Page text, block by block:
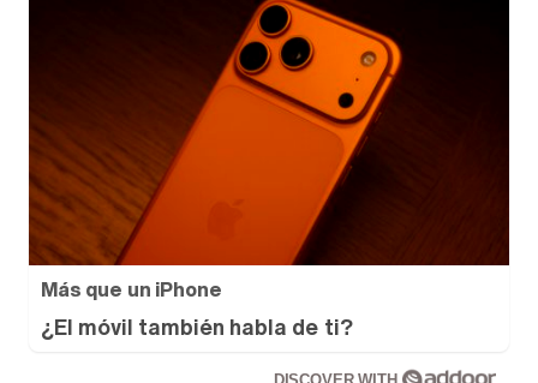
Más que un iPhone
¿El móvil también habla de ti?